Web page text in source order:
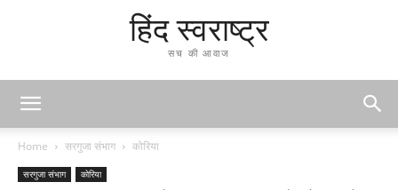
हिंद स्वराष्ट्र
सच की आवाज
Home सरगुजा संभाग कोरिया
सरगुजा संभाग कोरिया